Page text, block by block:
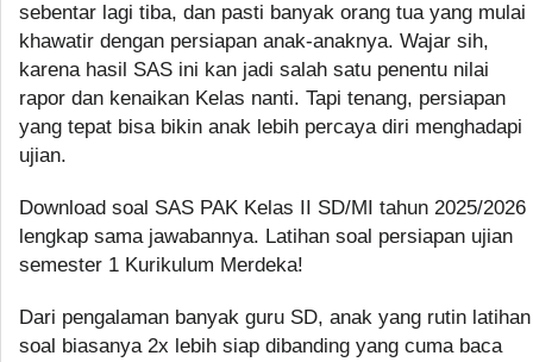
sebentar lagi tiba, dan pasti banyak orang tua yang mulai
khawatir dengan persiapan anak-anaknya. Wajar sih,
karena hasil SAS ini kan jadi salah satu penentu nilai
rapor dan kenaikan Kelas nanti. Tapi tenang, persiapan
yang tepat bisa bikin anak lebih percaya diri menghadapi
ujian.
Download soal SAS PAK Kelas II SD/MI tahun 2025/2026
lengkap sama jawabannya. Latihan soal persiapan ujian
semester 1 Kurikulum Merdeka!
Dari pengalaman banyak guru SD, anak yang rutin latihan
soal biasanya 2x lebih siap dibanding yang cuma baca